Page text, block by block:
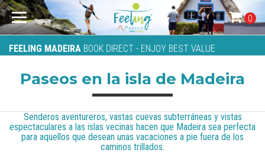
FEELING MADEIRA BOOK DIRECT - ENJOY BEST VALUE
0
Paseos en la isla de Madeira
Senderos aventureros, vastas cuevas subterráneas y vistas
espectaculares a las islas vecinas hacen que Madeira sea perfecta
para aquellos que desean unas vacaciones a pie fuera de los
caminos trillados.